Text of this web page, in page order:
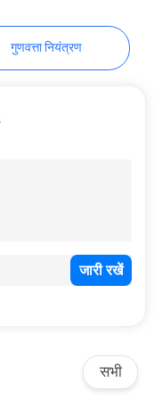
गुणवत्ता नियंत्रण
सभी